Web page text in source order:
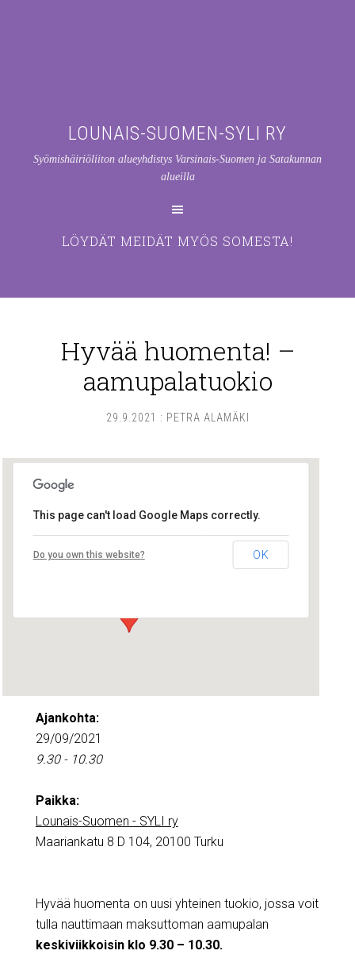
LOUNAIS-SUOMEN-SYLI RY
Syömishäiriöliiton alueyhdistys Varsinais-Suomen ja Satakunnan
alueilla
LÖYDÄT MEIDÄT MYÖS SOMESTA!
Hyvää huomenta! –
aamupalatuokio
29.9.2021 : PETRA ALAMÄKI
Lounais-Suomen – SYLI ry
Maariankatu 8 D 104 - Turku
This page can't load Google Maps correctly.
Do you own this website? OK
Ajankohta:
29/09/2021
9.30 - 10.30
Paikka:
Lounais-Suomen - SYLI ry
Maariankatu 8 D 104, 20100 Turku
Hyvää huomenta on uusi yhteinen tuokio, jossa voit
tulla nauttimaan maksuttoman aamupalan
keskiviikkoisin klo 9.30 – 10.30.